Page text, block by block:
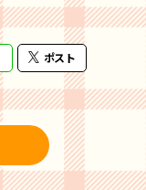
ポスト